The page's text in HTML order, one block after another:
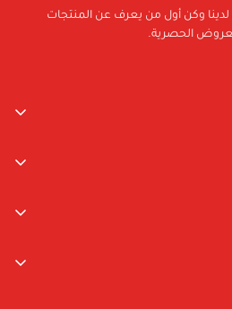
لدينا وكن أول من يعرف عن المنتجات
الحصرية.